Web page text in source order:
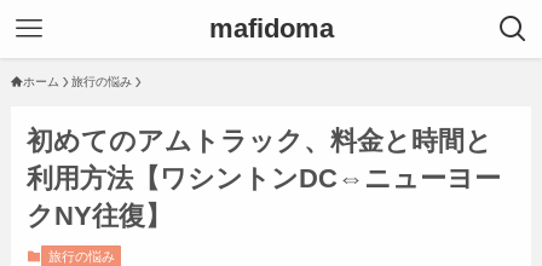
mafidoma
ホーム 旅行の悩み
初めてのアムトラック、料金と時間と
利用方法【ワシントンDC⇔ニューヨー
クNY往復】
旅行の悩み